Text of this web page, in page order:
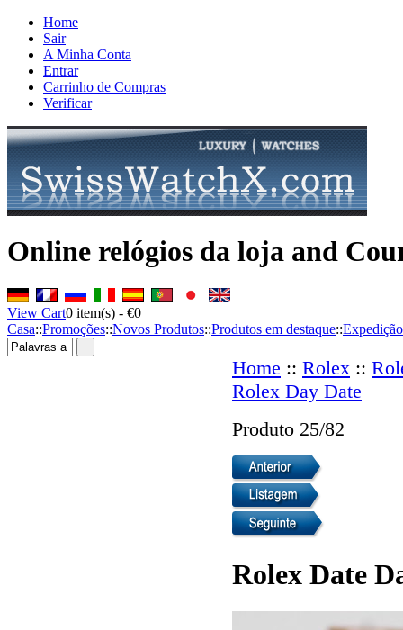
Home
Sair
A Minha Conta
Entrar
Carrinho de Compras
Verificar
Online relógios da loja and
View Cart0 item(s) - €0
Casa::Promoções::Novos Produtos::Produtos em destaque::Expedição
Home :: Rolex ::
Rolex Day Date
Produto 25/82
Rolex Date